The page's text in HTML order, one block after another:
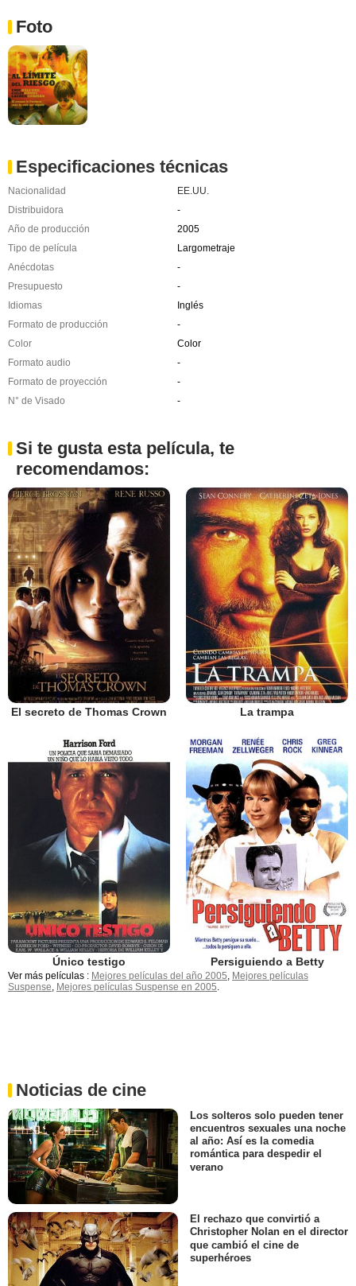
Foto
Especificaciones técnicas
Nacionalidad
EE.UU.
Distribuidora
-
Año de producción
2005
Tipo de película
Largometraje
Anécdotas
-
Presupuesto
-
Idiomas
Inglés
Formato de producción
-
Color
Color
Formato audio
-
Formato de proyección
-
N° de Visado
-
Si te gusta esta película, te
recomendamos:
El secreto de Thomas Crown La trampa
Único testigo Persiguiendo a Betty
Ver más películas : Mejores películas del año 2005, Mejores películas
Suspense, Mejores películas Suspense en 2005.
Noticias de cine
Los solteros solo pueden tener
encuentros sexuales una noche
al año: Así es la comedia
romántica para despedir el
verano
El rechazo que convirtió a
Christopher Nolan en el director
que cambió el cine de
superhéroes